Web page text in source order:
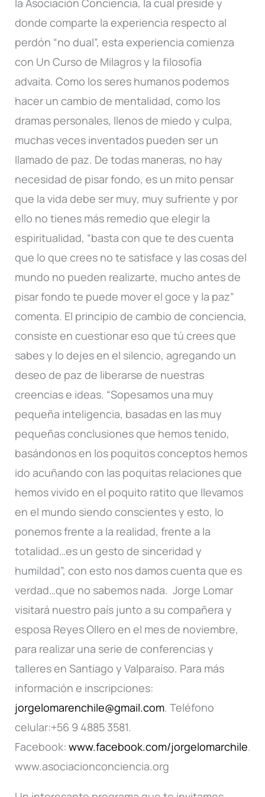
la Asociación Conciencia, la cual preside y
donde comparte la experiencia respecto al
perdón “no dual”, esta experiencia comienza
con Un Curso de Milagros y la filosofía
advaita. Como los seres humanos podemos
hacer un cambio de mentalidad, como los
dramas personales, llenos de miedo y culpa,
muchas veces inventados pueden ser un
llamado de paz. De todas maneras, no hay
necesidad de pisar fondo, es un mito pensar
que la vida debe ser muy, muy sufriente y por
ello no tienes más remedio que elegir la
espiritualidad, “basta con que te des cuenta
que lo que crees no te satisface y las cosas del
mundo no pueden realizarte, mucho antes de
pisar fondo te puede mover el goce y la paz”
comenta. El principio de cambio de conciencia,
consiste en cuestionar eso que tú crees que
sabes y lo dejes en el silencio, agregando un
deseo de paz de liberarse de nuestras
creencias e ideas. “Sopesamos una muy
pequeña inteligencia, basadas en las muy
pequeñas conclusiones que hemos tenido,
basándonos en los poquitos conceptos hemos
ido acuñando con las poquitas relaciones que
hemos vivido en el poquito ratito que llevamos
en el mundo siendo conscientes y esto, lo
ponemos frente a la realidad, frente a la
totalidad…es un gesto de sinceridad y
humildad”, con esto nos damos cuenta que es
verdad…que no sabemos nada. Jorge Lomar
visitará nuestro país junto a su compañera y
esposa Reyes Ollero en el mes de noviembre,
para realizar una serie de conferencias y
talleres en Santiago y Valparaíso. Para más
información e inscripciones:
jorgelomarenchile@gmail.com. Teléfono
celular:+56 9 4885 3581.
Facebook: www.facebook.com/jorgelomarchile.
www.asociacionconciencia.org